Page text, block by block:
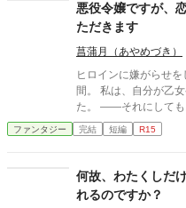
悪役令嬢ですが、
ただきます
菖蒲月（あやめづき）
ヒロインに嫌がらせ
間。 私は、自分が乙
た。 ――それにしても。 嫌がらせをする度に攻略対象達との仲が
深まるなんて、こちら完
な気持ちの悪い役回りは御免だ。 そうして
う」でも投稿していま
ファンタジー 完結 短編 R15
何故、わたくしだ
れるのですか？